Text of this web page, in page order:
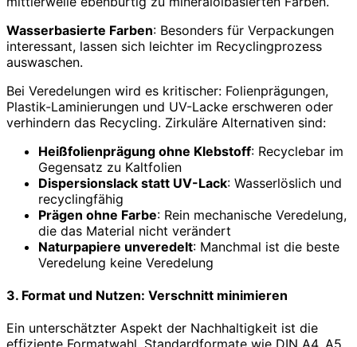
Wasserbasierte Farben: Besonders für Verpackungen
interessant, lassen sich leichter im Recyclingprozess
auswaschen.
Bei Veredelungen wird es kritischer: Folienprägungen,
Plastik-Laminierungen und UV-Lacke erschweren oder
verhindern das Recycling. Zirkuläre Alternativen sind:
Heißfolienprägung ohne Klebstoff: Recyclebar im
Gegensatz zu Kaltfolien
Dispersionslack statt UV-Lack: Wasserlöslich und
recyclingfähig
Prägen ohne Farbe: Rein mechanische Veredelung,
die das Material nicht verändert
Naturpapiere unveredelt: Manchmal ist die beste
Veredelung keine Veredelung
3. Format und Nutzen: Verschnitt minimieren
Ein unterschätzter Aspekt der Nachhaltigkeit ist die